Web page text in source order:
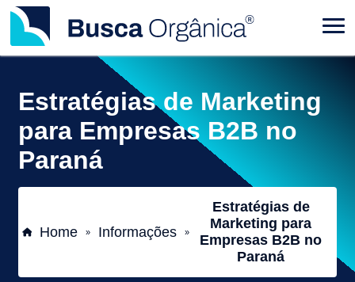
Estratégias de Marketing
para Empresas B2B no
Paraná
Home » Informações »
Estratégias de
Marketing para
Empresas B2B no
Paraná